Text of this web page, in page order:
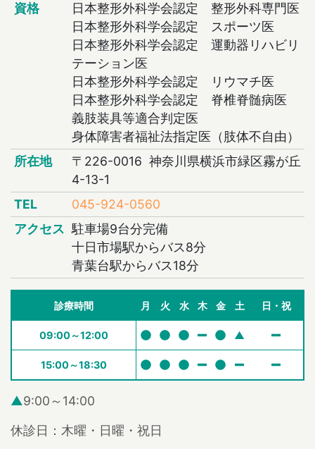
資格
日本整形外科学会認定 整形外科専門医
日本整形外科学会認定 スポーツ医
日本整形外科学会認定 運動器リハビリ
テーション医
日本整形外科学会認定 リウマチ医
日本整形外科学会認定 脊椎脊髄病医
義肢装具等適合判定医
身体障害者福祉法指定医（肢体不自由）
所在地
〒226-0016 神奈川県横浜市緑区霧が丘
4-13-1
TEL
045-924-0560
アクセス 駐車場9台分完備
十日市場駅からバス8分
青葉台駅からバス18分
診療時間 月 火 水 木 金 土 日・祝
09:00～12:00 ▲
15:00～18:30
▲9:00～14:00
休診日：木曜・日曜・祝日